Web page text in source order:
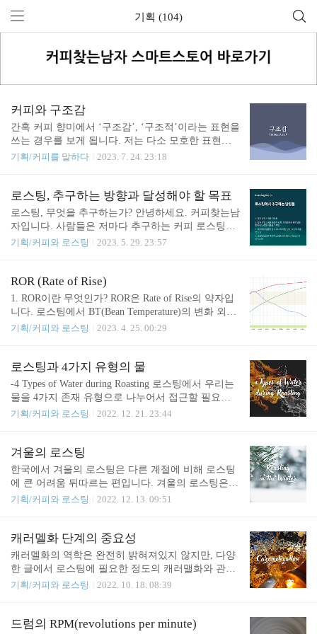
기획 (104)
커피와 구조감
간혹 커피 향미에서 ‘구조감’, ‘구조적’이라는 표현을
쓰는 경우를 보게 됩니다. 저는 다소 모호한 표현이
라고 생각하는데요. 기본적으로 언어는 사회적 약속
아직 사회적 합의가 충분히 이뤄지지 않았다고 생각
합니다. 구조감이라는 표현은 와인 테이스팅에서 온
것으로 보입니다. 주로 레드 와인에서 ‘구조’라는 표
현은 “구조가 탄탄하다.”, “구조가 좋다.” 정도로 사
용됩니다. 특히 산도나 탄닌이 충분한 경우 단단한
이런 요소들은 와인의 장기 숙성을 가능하게 만들기
때문입니다. 하지만 와인에서 사용하는 구조감이라
는 단어와 의미 그대로를 커피 시음에서 적용하는 것
은 무..
기획/커피를 말하다 2023. 7. 24. 23:18
로스팅, 추구하는 방향과 달성해야 할 목표
로스팅, 무엇을 추구하는가? 안녕하세요. 커피찾는남
자입니다. 사람들은 저마다 추구하는 커피 로스팅이
다릅니다. 누군가는 소위 말하는 노르딕 로스팅을 하
을 균형 잡히지 않은 로스팅이라고 바로볼 수도 있지
만, 노르딕 로스팅을 추구하는 사람에게는 자신의 방
식이 균형잡힌 로스팅이라고 생각할 것 입니다. 대부
분은 자신이 추구하는 로스팅 방식이 균형 잡힌 것이
라는 생각을 한다는 것이 재미있는 부분입니다. 물론
성할 방법을 알지 못해서 자신의 현재 방식에 만족하
기도 합니다. 사람들이 추구하는 커피 맛의 방향은
크게 보면 4가지 정도인 것 같습니다. 첫째, 꽃과 과
일 ..
기획/커피와 로스팅 2023. 5. 29. 23:57
ROR (Rate of Rise)
1. ROR이란 무엇인가? ROR은 Rate of Rise의 약자입
니다. 로스팅에서 BT(Bean Temperature)의 변화 외에
도 BT ROR을 보는 것은 도움이 되는데요. ROR을 통
다. BT 그래프는 이전보다 좀 더 빠르게 온도가 상승
하거나, 조금 느리게 상승하는 것을 시각적으로 도드
라지게 표현하지는 않습니다. 하지만 BT ROR은 올
라가거나, 유지되거나, 하락하면서 로스팅의 흐름을
보여줍니다. 이로 인해서 BT ROR 그래프를 통해 로
니다. 2. ROR은 기본적으로 꾸준히 하락하는 모양을
가진다. 로스팅 전체 과정에서 BT ROR의 흐름은 기
본..
기획/커피와 로스팅 2023. 4. 25. 00:29
로스팅과 4가지 유형의 물
-4 Types of Water during Roasting 로스팅에서 우리는
물을 4가지 존재 유형으로 나누어서 접근할 필요가
있습니다. 1.생두에는 보통 8-12%에 해당하는 물이
에너지를 생두의 중심부로 전달하는 역할을 합니다.
배출 시에 너무 많은 수분을 가진 커피는 로스팅이
잘된 관능적인 느낌을 주지 못하고, 로스팅 보다는
찜을 연상시킬 수 있습니다. 반대로 너무 적은 수분
함량을 가진 커피는 자칫 쉽게 타거나 드라이한 느낌
함량을 적정한 수준으로 조절해야 합니다. 2.로스팅
을 위해 공급되는 에너지는 생두의 수분을 증발/기화
시킵니다. 하지만 충분..
기획/커피와 로스팅 2022. 12. 21. 23:44
겨울의 로스팅
한국에서 겨울의 로스팅은 다른 계절에 비해 로스팅
에 큰 어려움 뒤따르는 편입니다. 겨울의 로스팅은
낮은 실내/외 온도와 낮은 습도, 생두의 낮은 보관 온
한국의 겨울과 같은 기후를 가진 곳에서라면 위의 조
건들은 로스팅에서 큰 어려움이 아닐지도 모르겠습
니다. 해당 기후에 맞춰서 로스팅 프로파일을 설계하
고, 미세한 기후 변화에 따라 조금씩만 변화를 주면
되기 때문입니다. 하지만 한국은 계절의 변화가 급격
로 변화시키지 못한 상태에서 고전하다가, 어느새 적
응하려고 하면 다시 계절이 변하게 됩니다. 달리 말
기획/커피와 로스팅 2022. 12. 13. 09:51
캐러멜화 단계의 중요성
캐러멜화의 역학은 완전히 밝혀져있지 않지만, 다양
한 글에서 로스팅에 필요한 정도의 캐러맬화와 관련
한 지식은 알 수 있는 것 같습니다. 로스터의 취향과
땅하다고 생각합니다. 생두에 함유된 한정된 당을 마
기획/커피와 로스팅 2022. 10. 18. 08:39
드럼의 RPM(revolutions per minute)